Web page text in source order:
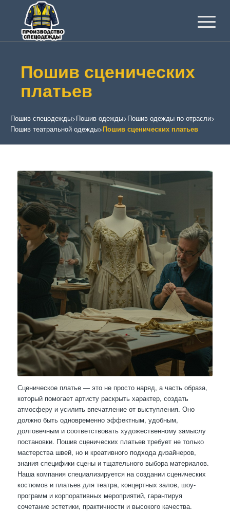
Пошив сценических
платьев
Пошив спецодежды>Пошив одежды>Пошив одежды по отрасли>
Пошив театральной одежды>Пошив сценических платьев
Сценическое платье — это не просто наряд, а часть образа,
который помогает артисту раскрыть характер, создать
атмосферу и усилить впечатление от выступления. Оно
должно быть одновременно эффектным, удобным,
долговечным и соответствовать художественному замыслу
постановки. Пошив сценических платьев требует не только
мастерства швей, но и креативного подхода дизайнеров,
знания специфики сцены и тщательного выбора материалов.
Наша компания специализируется на создании сценических
костюмов и платьев для театра, концертных залов, шоу-
программ и корпоративных мероприятий, гарантируя
сочетание эстетики, практичности и высокого качества.